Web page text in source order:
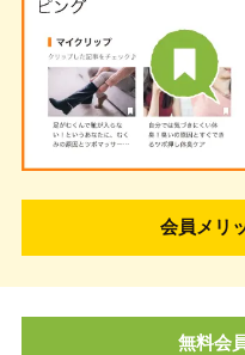
会員メリ
無料会